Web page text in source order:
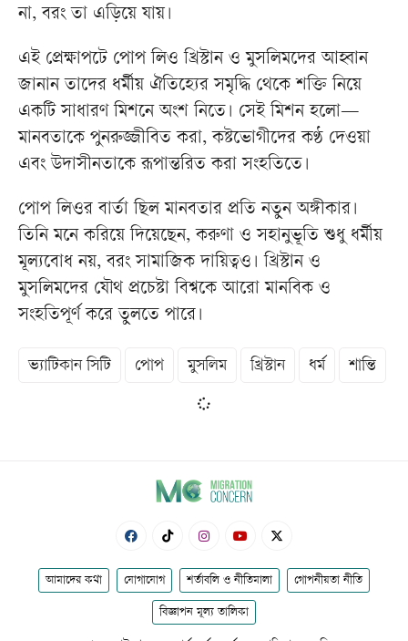
না, বরং তা এড়িয়ে যায়।
এই প্রেক্ষাপটে পোপ লিও খ্রিস্টান ও মুসলিমদের আহ্বান
জানান তাদের ধর্মীয় ঐতিহ্যের সমৃদ্ধি থেকে শক্তি নিয়ে
একটি সাধারণ মিশনে অংশ নিতে। সেই মিশন হলো—
মানবতাকে পুনরুজ্জীবিত করা, কষ্টভোগীদের কণ্ঠ দেওয়া
এবং উদাসীনতাকে রূপান্তরিত করা সংহতিতে।
পোপ লিওর বার্তা ছিল মানবতার প্রতি নতুন অঙ্গীকার।
তিনি মনে করিয়ে দিয়েছেন, করুণা ও সহানুভূতি শুধু ধর্মীয়
মূল্যবোধ নয়, বরং সামাজিক দায়িত্বও। খ্রিস্টান ও
মুসলিমদের যৌথ প্রচেষ্টা বিশ্বকে আরো মানবিক ও
সংহতিপূর্ণ করে তুলতে পারে।
ভ্যাটিকান সিটি পোপ মুসলিম খ্রিস্টান ধর্ম শান্তি
আমাদের কথা যোগাযোগ শর্তাবলি ও নীতিমালা গোপনীয়তা নীতি
বিজ্ঞাপন মূল্য তালিকা